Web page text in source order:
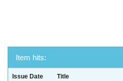
Item hits:
Issue Date Title